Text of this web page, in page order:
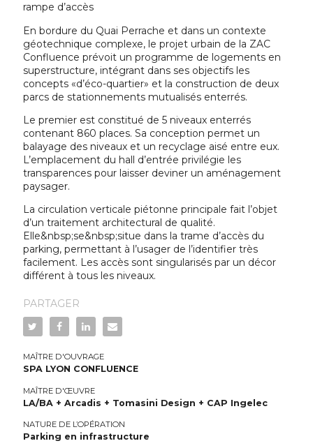
rampe d’accès
En bordure du Quai Perrache et dans un contexte
géotechnique complexe, le projet urbain de la ZAC
Confluence prévoit un programme de logements en
superstructure, intégrant dans ses objectifs les
concepts «d’éco-quartier» et la construction de deux
parcs de stationnements mutualisés enterrés.
Le premier est constitué de 5 niveaux enterrés
contenant 860 places. Sa conception permet un
balayage des niveaux et un recyclage aisé entre eux.
L’emplacement du hall d’entrée privilégie les
transparences pour laisser deviner un aménagement
paysager.
La circulation verticale piétonne principale fait l’objet
d’un traitement architectural de qualité.
Elle&nbsp;se&nbsp;situe dans la trame d’accès du
parking, permettant à l’usager de l’identifier très
facilement. Les accès sont singularisés par un décor
différent à tous les niveaux.
PARTAGER
MAÎTRE D'OUVRAGE
SPA LYON CONFLUENCE
MAÎTRE D'ŒUVRE
LA/BA + Arcadis + Tomasini Design + CAP Ingelec
NATURE DE L’OPÉRATION
Parking en infrastructure